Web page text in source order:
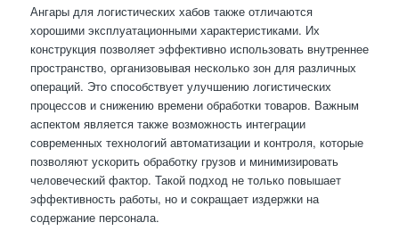
Ангары для логистических хабов также отличаются
хорошими эксплуатационными характеристиками. Их
конструкция позволяет эффективно использовать внутреннее
пространство, организовывая несколько зон для различных
операций. Это способствует улучшению логистических
процессов и снижению времени обработки товаров. Важным
аспектом является также возможность интеграции
современных технологий автоматизации и контроля, которые
позволяют ускорить обработку грузов и минимизировать
человеческий фактор. Такой подход не только повышает
эффективность работы, но и сокращает издержки на
содержание персонала.